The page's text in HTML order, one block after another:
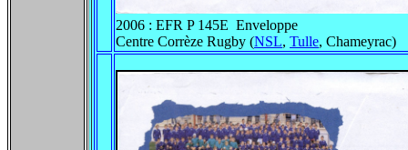
2006 : EFR P 145E Enveloppe
Centre Corrèze Rugby (NSL, Tulle, Chameyrac)